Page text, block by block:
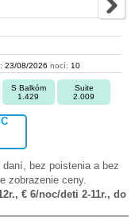
23/08/2026 nocí: 10
S Balkóm
1.429
Suite
2.009
bez poistenia a bez
zobrazenie ceny.
€ 6/noc/deti 2-11r., do